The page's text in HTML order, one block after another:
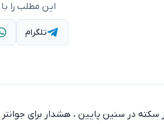
این مطلب را
تلگرام
سکته در سنین پایین ، هشدار برای جوانتر